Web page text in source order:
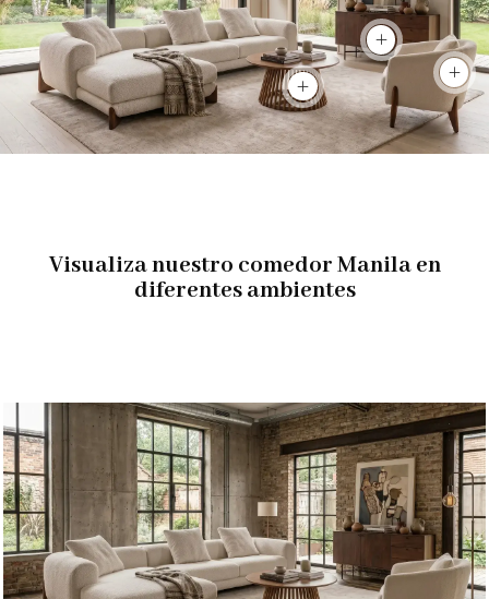
Ver producto
Ver producto
Ver
Visualiza nuestro comedor Manila en
diferentes ambientes